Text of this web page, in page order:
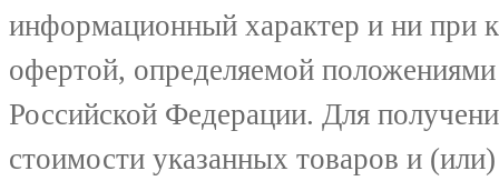
информационный характер и ни при
офертой, определяемой
Российской Федерации. Для
стоимости указанных товаров и